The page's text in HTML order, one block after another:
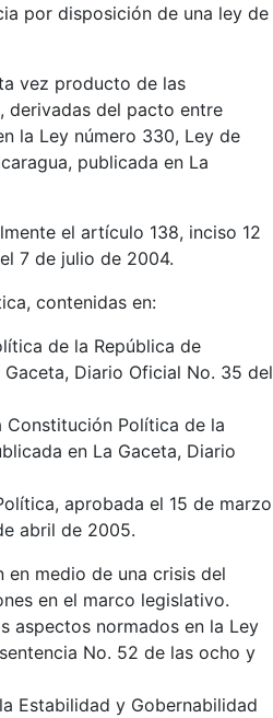
por disposición de una ley de
vez producto de las
derivadas del pacto entre
la Ley número 330, Ley de
publicada en La
el artículo 138, inciso 12
7 de julio de 2004.
contenidas en:
de la República de
Diario Oficial No. 35 del
Constitución Política de la
en La Gaceta, Diario
aprobada el 15 de marzo
abril de 2005.
en medio de una crisis del
en el marco legislativo.
aspectos normados en la Ley
No. 52 de las ocho y
Estabilidad y Gobernabilidad